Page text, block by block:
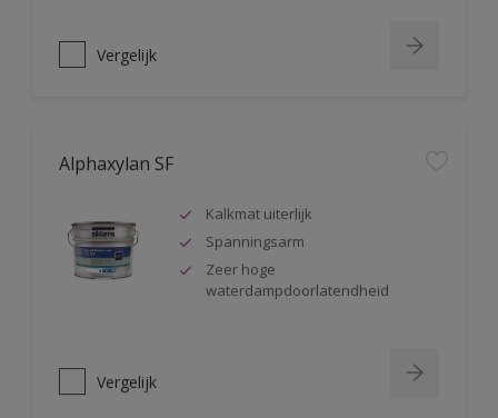
Vergelijk
Alphaxylan SF
Kalkmat uiterlijk
Spanningsarm
Zeer hoge
waterdampdoorlatendheid
Vergelijk